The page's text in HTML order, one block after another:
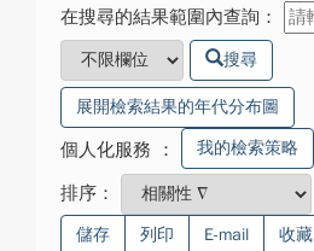
在搜尋的結果範圍內查詢：
搜尋
展開檢索結果的年代分布圖
個人化服務 ： 我的檢索策略
排序：
儲存 列印 E-mail 收藏